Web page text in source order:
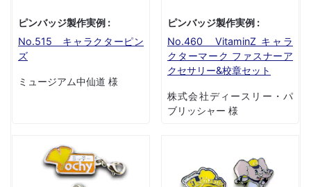
ピンバッジ製作実例 :
No.515 キャラクターピン
ズ
ミュージアム中仙道 様
ピンバッジ製作実例 :
No.460 VitaminZ キャラ
クターマーク ファスナーア
クセサリー&校章セット
株式会社ディースリー・パ
ブリッシャー 様